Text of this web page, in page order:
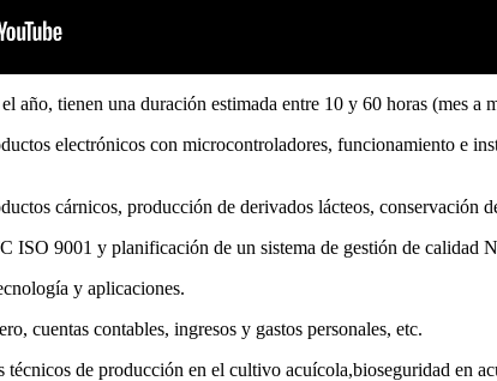
año, tienen una duración estimada entre 10 y 60 horas (mes a
electrónicos con microcontroladores, funcionamiento e
cárnicos, producción de derivados lácteos, conservación
ISO 9001 y planificación de un sistema de gestión de calidad
y aplicaciones.
cuentas contables, ingresos y gastos personales, etc.
técnicos de producción en el cultivo acuícola,bioseguridad en